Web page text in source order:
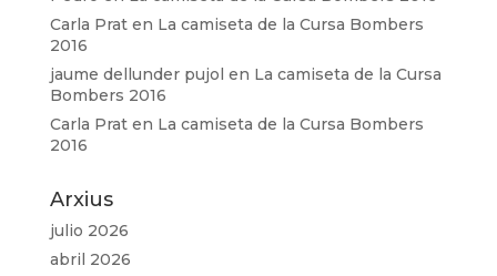
Carla Praten La camiseta de la Cursa Bombers
2016
jaume dellunder pujol en La camiseta de la Cursa
Bombers 2016
Carla Praten La camiseta de la Cursa Bombers
2016
Arxius
julio 2026
abril 2026